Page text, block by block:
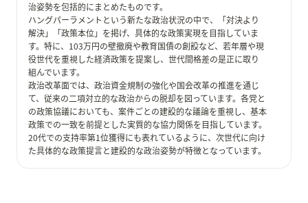
治姿勢を包括的にまとめたものです。
ハングパーラメントという新たな政治状況の中で、「対決より
解決」「政策本位」を掲げ、具体的な政策実現を目指していま
す。特に、103万円の壁撤廃や教育国債の創設など、若年層や現
役世代を重視した経済政策を提案し、世代間格差の是正に取り
組んでいます。
政治改革面では、政治資金規制の強化や国会改革の推進を通じ
て、従来の二項対立的な政治からの脱却を図っています。各党と
の政策協議においても、案件ごとの建設的な議論を重視し、基本
政策での一致を前提とした実質的な協力関係を目指しています。
20代での支持率第1位獲得にも表れているように、次世代に向け
た具体的な政策提言と建設的な政治姿勢が特徴となっています。